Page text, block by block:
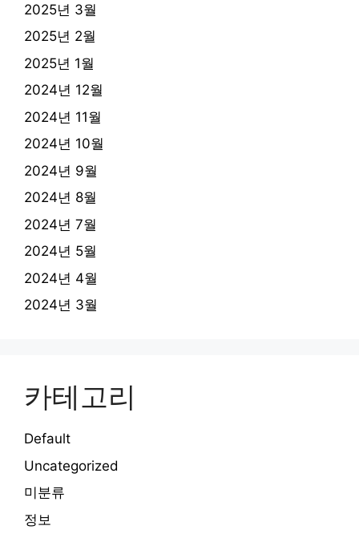
2025년 3월
2025년 2월
2025년 1월
2024년 12월
2024년 11월
2024년 10월
2024년 9월
2024년 8월
2024년 7월
2024년 5월
2024년 4월
2024년 3월
카테고리
Default
Uncategorized
미분류
정보